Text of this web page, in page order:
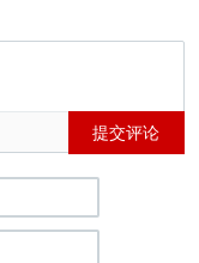
提交评论